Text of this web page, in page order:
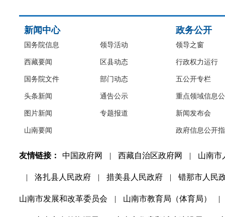
新闻中心
国务院信息
西藏要闻
国务院文件
头条新闻
图片新闻
山南要闻
领导活动
区县动态
部门动态
通告公示
专题报道
政务公开
领导之窗
行政权力运行
五公开专栏
重点领域信息
新闻发布会
政府信息公开
友情链接： 中国政府网 | 西藏自治区政府网 | 山南市
| 洛扎县人民政府 | 措美县人民政府 | 错那市人民
山南市发展和改革委员会 | 山南市教育局（体育局） |